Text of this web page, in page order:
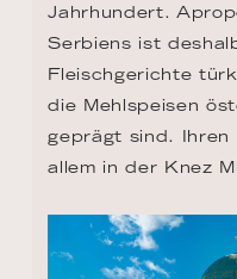
Jahrhundert.
Serbiens ist
Fleischgerichte
die Mehlspeisen
geprägt sind.
allem in der Knez